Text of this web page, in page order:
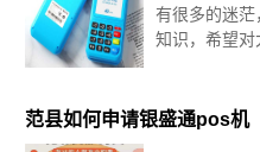
有很多的迷
知识，希望对
维持在0.6
范县如何申请银盛通pos机